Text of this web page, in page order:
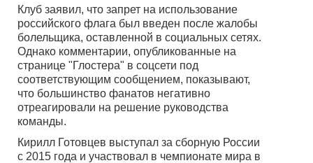
Клуб заявил, что запрет на использование
российского флага был введен после жалобы
болельщика, оставленной в социальных сетях.
Однако комментарии, опубликованные на
странице "Глостера" в соцсети под
соответствующим сообщением, показывают,
что большинство фанатов негативно
отреагировали на решение руководства
команды.
Кирилл Готовцев выступал за сборную России
с 2015 года и участвовал в чемпионате мира в